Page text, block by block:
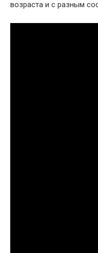
возраста и с разным